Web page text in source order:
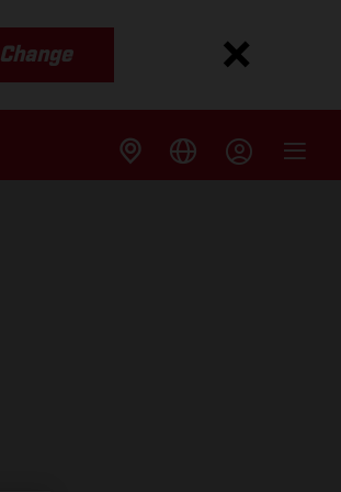
Change